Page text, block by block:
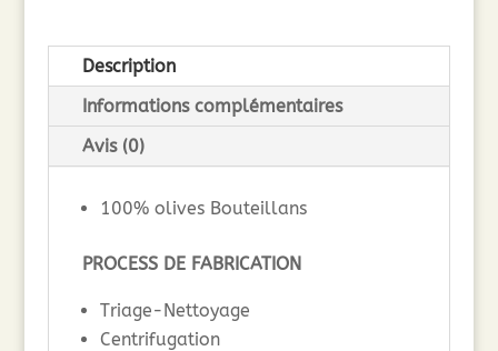
BOUTEILLAN
-
Description
Informations complémentaires
Avis (0)
100% olives Bouteillans
PROCESS DE FABRICATION
Triage-Nettoyage
Centrifugation